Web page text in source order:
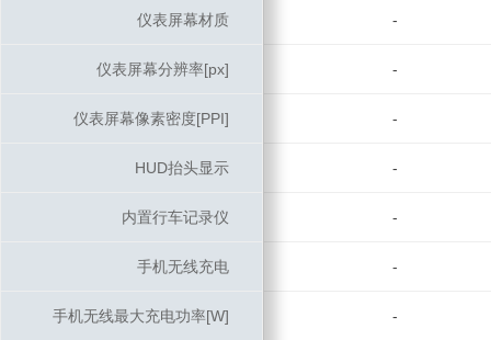
仪表屏幕材质 -
仪表屏幕分辨率[px] -
仪表屏幕像素密度[PPI] -
HUD抬头显示 -
内置行车记录仪 -
手机无线充电 -
手机无线最大充电功率[W] -
仪表屏幕材质
仪表屏幕分辨率[px]
仪表屏幕像素密度[PPI]
HUD抬头显示
内置行车记录仪
手机无线充电
手机无线最大充电功率[W]